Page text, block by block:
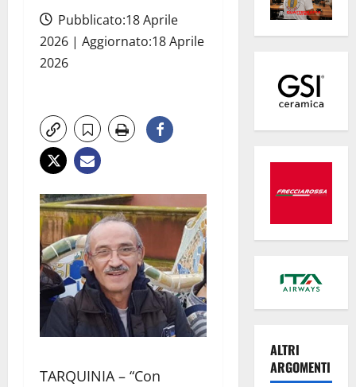
Pubblicato:18 Aprile
2026 | Aggiornato:18 Aprile
2026
TARQUINIA – “Con
ALTRI
ARGOMENTI